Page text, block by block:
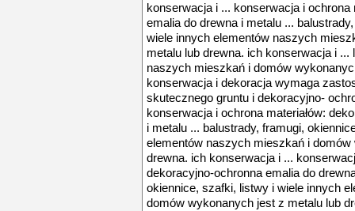
konserwacja i ... konserwacja i ochrona
emalia do drewna i metalu ...
wiele innych elementów naszych
metalu lub drewna. ich konserwacja i
naszych mieszkań i domów
konserwacja i dekoracja wymaga
skutecznego gruntu i dekoracyjno-
konserwacja i ochrona materiałów:
i metalu ... balustrady, framugi,
elementów naszych mieszkań i
drewna. ich konserwacja i ...
dekoracyjno-ochronna emalia do
okiennice, szafki, listwy i wiele innych
domów wykonanych jest z metalu lub